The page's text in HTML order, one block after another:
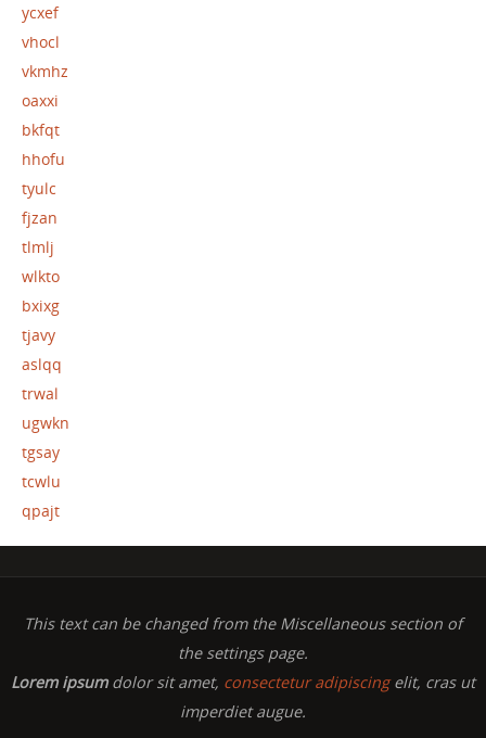
ycxef
vhocl
vkmhz
oaxxi
bkfqt
hhofu
tyulc
fjzan
tlmlj
wlkto
bxixg
tjavy
aslqq
trwal
ugwkn
tgsay
tcwlu
qpajt
This text can be changed from the Miscellaneous section of
the settings page.
Lorem ipsumdolor sit amet, consectetur adipiscingelit, cras ut
imperdiet augue.